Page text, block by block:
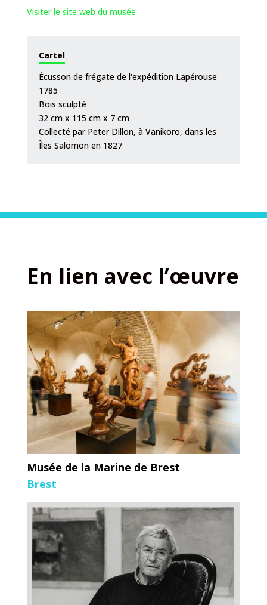
Visiter le site web du musée
Cartel
Écusson de frégate de l'expédition Lapérouse
1785
Bois sculpté
32 cm x 115 cm x 7 cm
Collecté par Peter Dillon, à Vanikoro, dans les
Îles Salomon en 1827
En lien avec l’œuvre
Musée de la Marine de Brest
Brest